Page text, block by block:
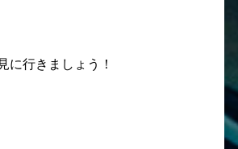
に行きましょう！